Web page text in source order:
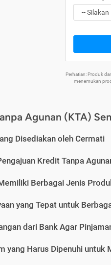
Perhatian: Produk
menemukan
Agunan (KTA)
Disediakan oleh Cermati
Kredit Tanpa
Berbagai Jenis
yang Tepat untuk
dari Bank Agar
yang Harus Dipenuhi